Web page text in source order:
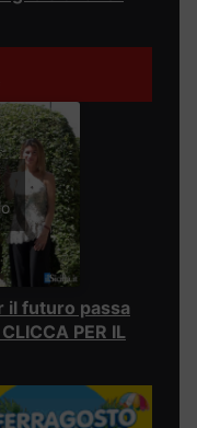
il futuro passa
PER IL